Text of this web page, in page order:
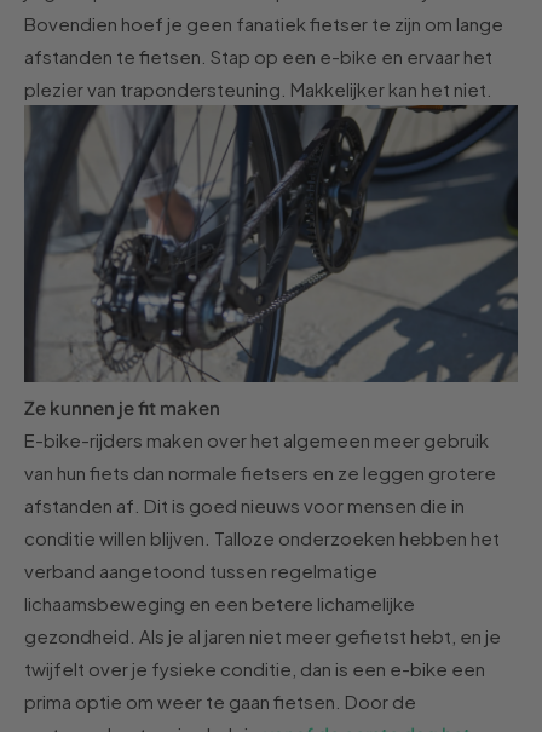
Bovendien hoef je geen fanatiek fietser te zijn om lange
afstanden te fietsen. Stap op een e-bike en ervaar het
pleziervan trapondersteuning. Makkelijker kan het niet.
Ze kunnen je fit maken
E-bike-rijders maken over het algemeen meer gebruik
van hun fiets dan normale fietsers en ze leggen grotere
afstanden af. Dit is goed nieuws voor mensen die in
conditie willen blijven. Talloze onderzoeken hebben het
verband aangetoond tussen regelmatige
lichaamsbeweging en een betere lichamelijke
gezondheid. Als je al jaren niet meer gefietst hebt, en je
twijfelt over je fysieke conditie, dan is een e-bike een
prima optie om weer te gaan fietsen. Door de